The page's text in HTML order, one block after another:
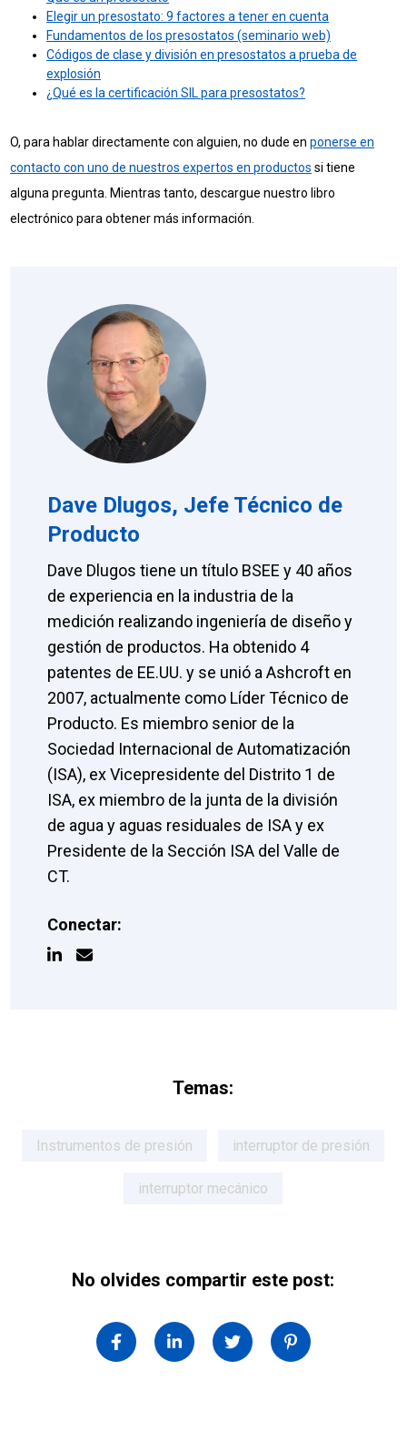
Elegir un presostato: 9 factores a tener en cuenta
Fundamentos de los presostatos (seminario web)
Códigos de clase y división en presostatos a prueba de
explosión
¿Qué es la certificación SIL para presostatos?
O, para hablar directamente con alguien, no dude enponerse en
contacto con uno de nuestros expertos en productos si tiene
alguna pregunta. Mientras tanto, descargue nuestro libro
electrónico para obtener más información.
Dave Dlugos, Jefe Técnico de
Producto
Dave Dlugos tiene un título BSEE y 40 años
de experiencia en la industria de la
medición realizando ingeniería de diseño y
gestión de productos. Ha obtenido 4
patentes de EE.UU. y se unió a Ashcroft en
2007, actualmente como Líder Técnico de
Producto. Es miembro senior de la
Sociedad Internacional de Automatización
(ISA), ex Vicepresidente del Distrito 1 de
ISA, ex miembro de la junta de la división
de agua y aguas residuales de ISA y ex
Presidente de la Sección ISA del Valle de
CT.
Conectar:
Temas:
Instrumentos de presión interruptor de presión
interruptor mecánico
No olvides compartir este post: